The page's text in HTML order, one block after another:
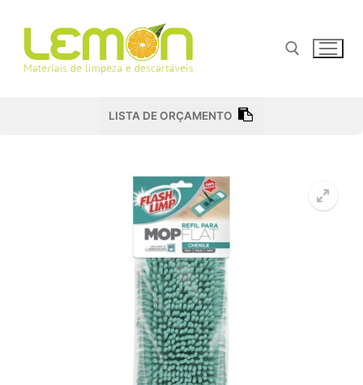
para
conteúdo
Pesquisar por:
LISTA DE ORÇAMENTO